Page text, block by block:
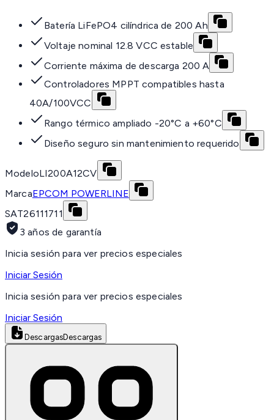
Batería LiFePO4 cilíndrica de 200 Ah
Voltaje nominal 12.8 VCC estable
Corriente máxima de descarga 200 A
Controladores MPPT compatibles hasta
40A/100VCC
Rango térmico ampliado -20°C a +60°C
Diseño seguro sin mantenimiento requerido
ModeloLI200A12CV
MarcaEPCOM POWERLINE
SAT26111711
3 años de garantía
Inicia sesión para ver precios especiales
Iniciar Sesión
Inicia sesión para ver precios especiales
Iniciar Sesión
DescargasDescargas